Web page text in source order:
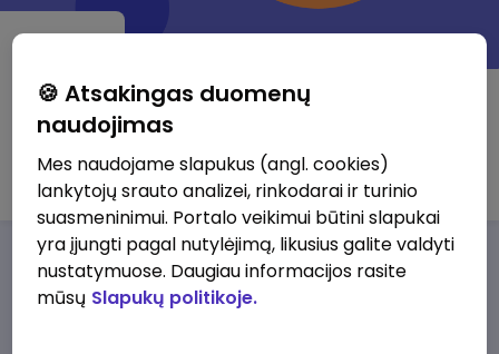
Alginsta, UAB
Darbo pasiūlymaiApie musPrivalumai
🍪 Atsakingas duomenų
naudojimas
Mes naudojame slapukus (angl. cookies)
lankytojų srauto analizei, rinkodarai ir turinio
suasmeninimui. Portalo veikimui būtini slapukai
yra įjungti pagal nutylėjimą, likusius galite valdyti
nustatymuose. Daugiau informacijos rasite
mūsų Slapukų politikoje.